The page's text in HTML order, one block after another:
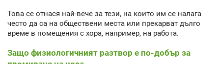
Това се отнася най-вече за тези, на които им се налага
често да са на обществени места или прекарват дълго
време в помещения с хора, например, на работа.
Защо физиологичният разтвор е по-добър за